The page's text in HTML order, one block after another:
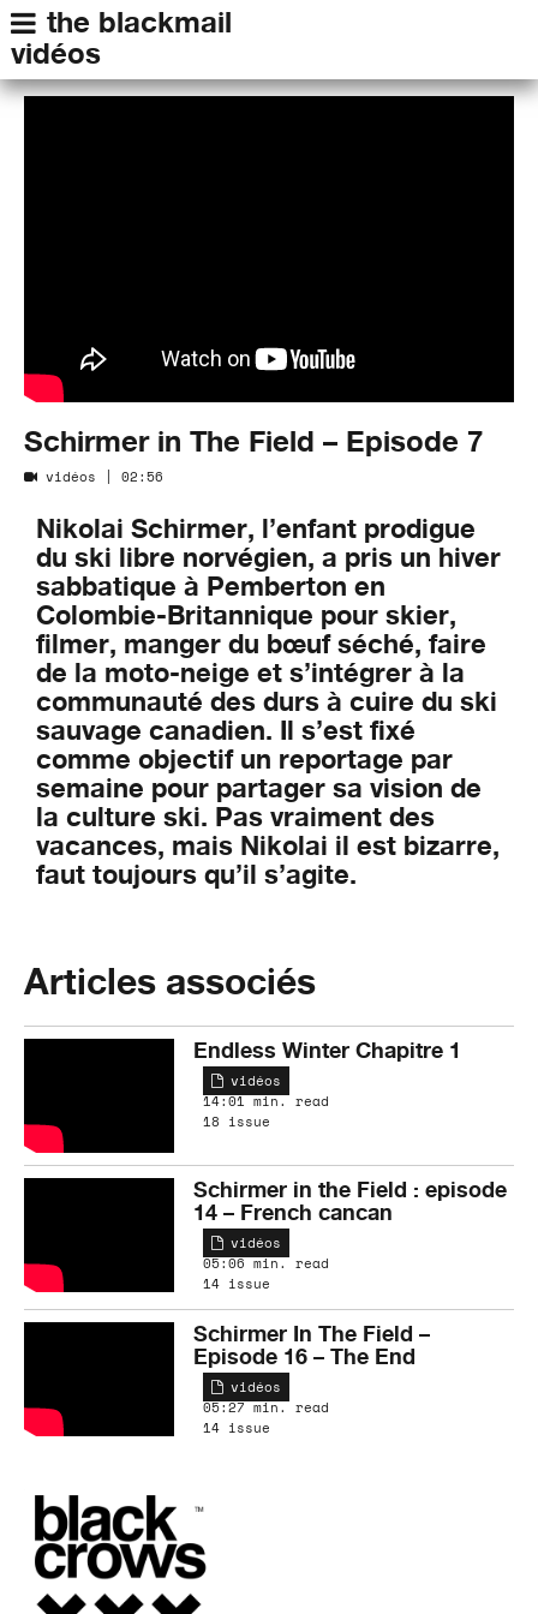
the blackmail
vidéos
Schirmer in The Field – Episode 7
vidéos | 02:56
Nikolai Schirmer, l’enfant prodigue
du ski libre norvégien, a pris un hiver
sabbatique à Pemberton en
Colombie-Britannique pour skier,
filmer, manger du bœuf séché, faire
de la moto-neige et s’intégrer à la
communauté des durs à cuire du ski
sauvage canadien. Il s’est fixé
comme objectif un reportage par
semaine pour partager sa vision de
la culture ski. Pas vraiment des
vacances, mais Nikolai il est bizarre,
faut toujours qu’il s’agite.
Articles associés
Endless Winter Chapitre 1
vidéos
14:01 min. read
18 issue
Schirmer in the Field : episode
14 – French cancan
vidéos
05:06 min. read
14 issue
Schirmer In The Field –
Episode 16 – The End
vidéos
05:27 min. read
14 issue